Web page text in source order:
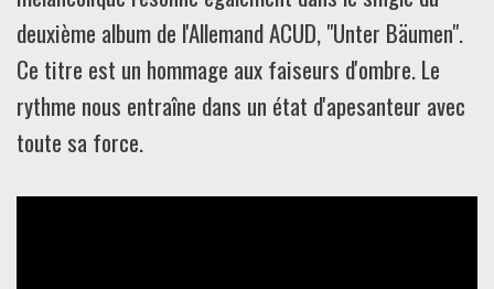
deuxième album de l'Allemand ACUD, "Unter Bäumen".
Ce titre est un hommage aux faiseurs d'ombre. Le
rythme nous entraîne dans un état d'apesanteur avec
toute sa force.